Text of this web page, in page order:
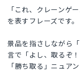
「これ、クレーンゲ
を表すフレーズです。
景品を指さしながら
言で「よし、取るぞ
「勝ち取る」ニュア